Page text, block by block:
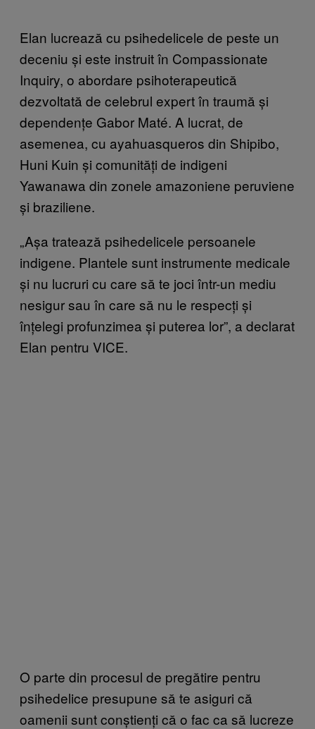
Elan lucrează cu psihedelicele de peste un
deceniu și este instruit în Compassionate
Inquiry, o abordare psihoterapeutică
dezvoltată de celebrul expert în traumă și
dependențe Gabor Maté. A lucrat, de
asemenea, cu ayahuasqueros din Shipibo,
Huni Kuin și comunități de indigeni
Yawanawa din zonele amazoniene peruviene
și braziliene.
„Așa tratează psihedelicele persoanele
indigene. Plantele sunt instrumente medicale
și nu lucruri cu care să te joci într-un mediu
nesigur sau în care să nu le respecți și
înțelegi profunzimea și puterea lor”, a declarat
Elan pentru VICE.
O parte din procesul de pregătire pentru
psihedelice presupune să te asiguri că
oamenii sunt conștienți că o fac ca să lucreze